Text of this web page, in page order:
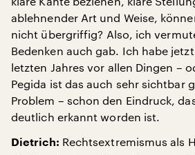
ablehnender Art und Weise,
nicht übergriffig? Also, ich
Bedenken auch gab. Ich habe
letzten Jahres vor allen Dingen –
Pegida ist das auch sehr sichtbar
Problem – schon den Eindruck,
deutlich erkannt worden ist.
Dietrich: Rechtsextremismus als